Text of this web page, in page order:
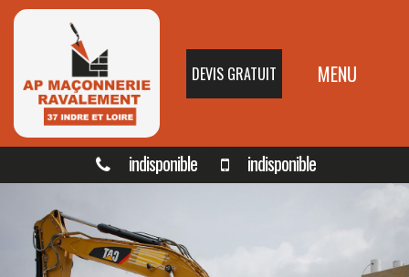
DEVIS GRATUIT MENU
indisponible indisponible